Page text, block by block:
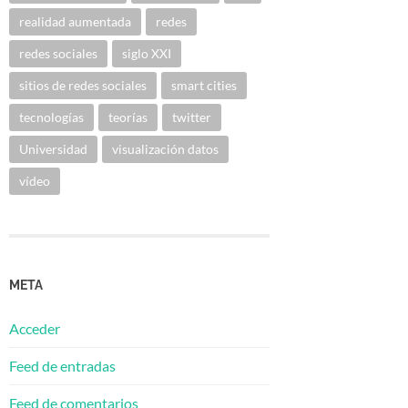
realidad aumentada redes
redes sociales siglo XXI
sitios de redes sociales smart cities
tecnologías teorías twitter
Universidad visualización datos
vídeo
META
Acceder
Feed de entradas
Feed de comentarios